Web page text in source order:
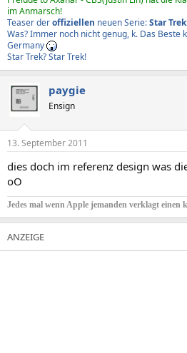
im Anmarsch!
Teaser deroffiziellen neuen Serie:Star
Was? Immer noch nicht genug, k. Das Beste
Germany
Star Trek? Star Trek!
paygie
Ensign
13. September 2011
dies doch im referenz design was
oO
Jedes mal wenn Apple jemanden verklagt einen